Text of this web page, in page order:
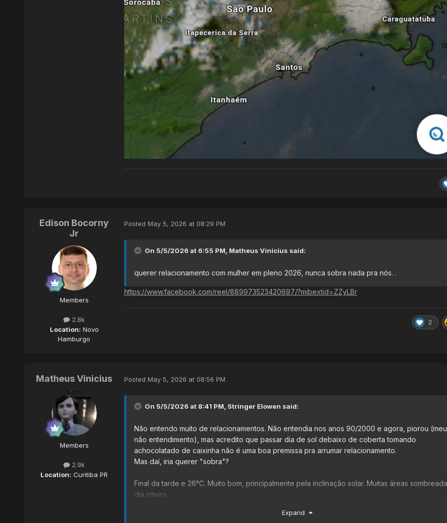
Edison Bocorny
Jr
Members
2.8k
Location: Novo
Hamburgo
Posted May 5, 2026 at 08:29 PM
On 5/5/2026 at 6:55 PM, Matheus Vinicius said:
querer relacionamento com mulher em pleno 2026, nunca sobra nada pra nós. .
https://www.facebook.com/reel/889973523420697/?mibextid=ZZyLBr
2
Matheus Vinicius
Members
2.9k
Location: Curitiba PR
Posted May 5, 2026 at 08:56 PM
On 5/5/2026 at 8:41 PM, Stringer Elowen said:
Não entendo muito de relacionamentos. Não entendia nos anos 90/2000 e agora, piorou (meu
não entendimento), mas acredito que passar dia de sol debaixo de coberta tomando
achocolatado de caixinha não é uma boa premissa pra arrumar relacionamento.
Mas daí, iria querer "sobra"?
Final da tarde e 26°C. Muito bom, principalmente pela inclinação solar. Muitas áreas
dia inteiro.
Expand